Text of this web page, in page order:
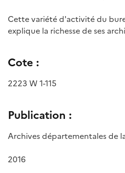
Cette variété d'activité du
explique la richesse de ses
Cote :
2223 W 1-115
Publication :
Archives départementales de
2016